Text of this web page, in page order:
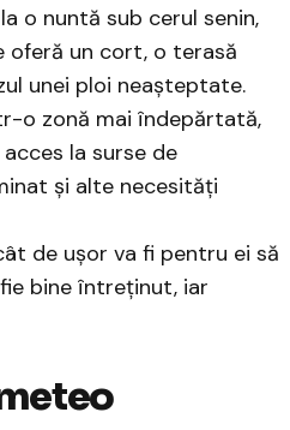
o nuntă sub cerul senin,
oferă un cort, o terasă
unei ploi neașteptate.
o zonă mai îndepărtată,
la surse de
și alte necesități
de ușor va fi pentru ei să
bine întreținut, iar